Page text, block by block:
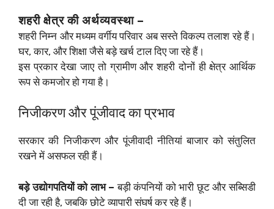
शहरी क्षेत्र की अर्थव्यवस्था –
शहरी निम्न और मध्यम वर्गीय परिवार अब सस्ते विकल्प तलाश रहे हैं।
घर, कार, और शिक्षा जैसे बड़े खर्च टाल दिए जा रहे हैं।
इस प्रकार देखा जाए तो ग्रामीण और शहरी दोनों ही क्षेत्र आर्थिक
रूप से कमजोर हो गया है।
निजीकरण और पूंजीवाद का प्रभाव
सरकार की निजीकरण और पूंजीवादी नीतियां बाजार को संतुलित
रखने में असफल रही हैं।
बड़े उद्योगपतियों को लाभ – बड़ी कंपनियों को भारी छूट और सब्सिडी
दी जा रही है, जबकि छोटे व्यापारी संघर्ष कर रहे हैं।